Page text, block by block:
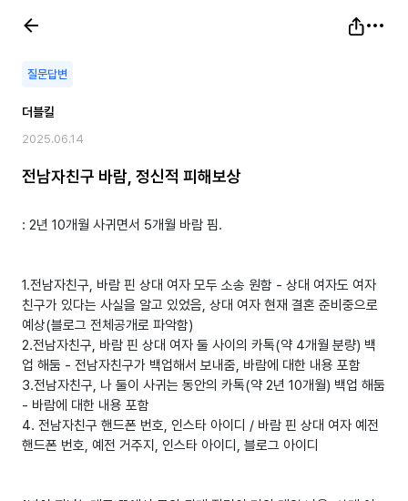
질문답변
더블킬
2025.06.14
전남자친구 바람, 정신적 피해보상
: 2년 10개월 사귀면서 5개월 바람 핌.
1.전남자친구, 바람 핀 상대 여자 모두 소송 원함 - 상대 여자도 여자
친구가 있다는 사실을 알고 있었음, 상대 여자 현재 결혼 준비중으로
예상(블로그 전체공개로 파악함)
2.전남자친구, 바람 핀 상대 여자 둘 사이의 카톡(약 4개월 분량) 백
업 해둠 - 전남자친구가 백업해서 보내줌, 바람에 대한 내용 포함
3.전남자친구, 나 둘이 사귀는 동안의 카톡(약 2년 10개월) 백업 해둠
- 바람에 대한 내용 포함
4. 전남자친구 핸드폰 번호, 인스타 아이디 / 바람 핀 상대 여자 예전
핸드폰 번호, 예전 거주지, 인스타 아이디, 블로그 아이디